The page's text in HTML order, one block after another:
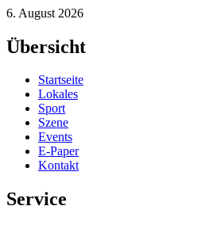
6. August 2026
Übersicht
Startseite
Lokales
Sport
Szene
Events
E-Paper
Kontakt
Service